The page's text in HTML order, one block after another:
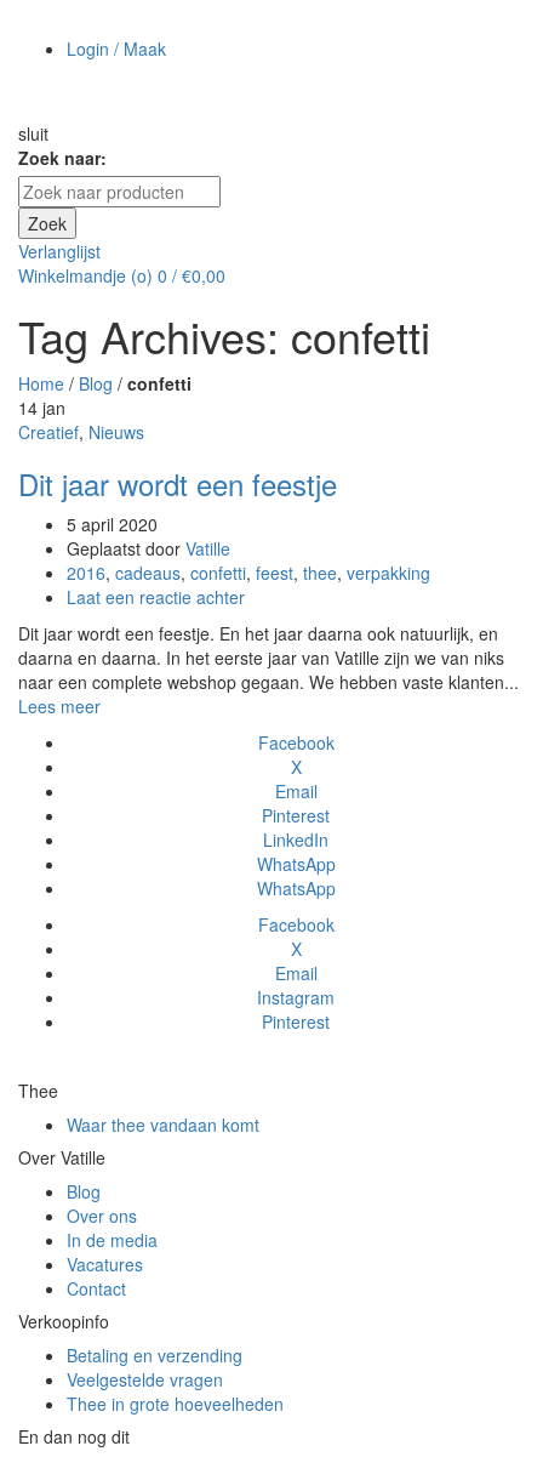
Login / Maak
account aan
sluit
Zoek naar:
Zoek
Verlanglijst
Winkelmandje (o) 0 / €0,00
Tag Archives: confetti
Home / Blog / confetti
14 jan
Creatief, Nieuws
Dit jaar wordt een feestje
5 april 2020
Geplaatst door Vatille
2016, cadeaus, confetti, feest, thee, verpakking
Laat een reactie achter
Dit jaar wordt een feestje. En het jaar daarna ook natuurlijk, en
daarna en daarna. In het eerste jaar van Vatille zijn we van niks
naar een complete webshop gegaan. We hebben vaste klanten...
Lees meer
Facebook
X
Email
Pinterest
LinkedIn
WhatsApp
WhatsApp
Facebook
X
Email
Instagram
Pinterest
Thee
Waar thee vandaan komt
Over Vatille
Blog
Over ons
In de media
Vacatures
Contact
Verkoopinfo
Betaling en verzending
Veelgestelde vragen
Thee in grote hoeveelheden
En dan nog dit